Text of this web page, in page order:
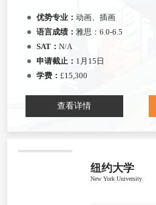
优势专业： 动画、插画
语言成绩： 雅思：6.0-6.5
SAT： N/A
申请截止： 1月15日
学费： £15,300
查看详情
纽约大学
New York University